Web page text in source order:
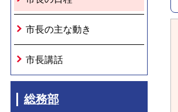
市長の主な動き
市長講話
総務部